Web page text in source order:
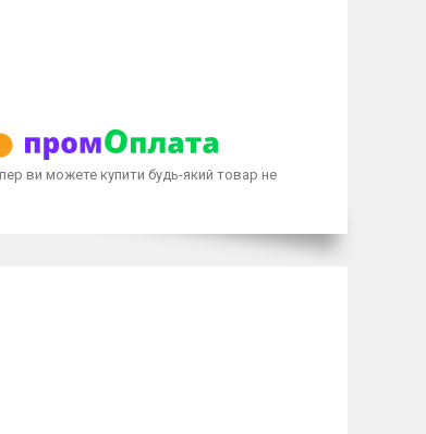
ви можете купити будь-який товар не